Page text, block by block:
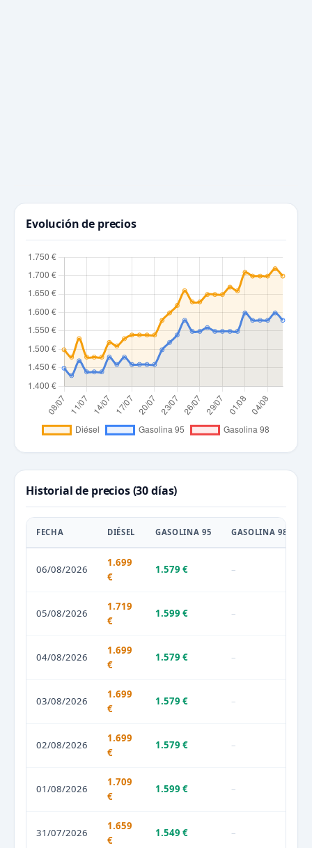
Evolución de precios
Historial de precios (30 días)
FECHA DIÉSEL GASOLINA 95 GASOLINA 98
06/08/2026
1.699
€
1.579 € –
05/08/2026
1.719
€
1.599 € –
04/08/2026
1.699
€
1.579 € –
03/08/2026
1.699
€
1.579 € –
02/08/2026
1.699
€
1.579 € –
01/08/2026
1.709
€
1.599 € –
31/07/2026
1.659
€
1.549 € –